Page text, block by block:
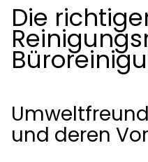
Die
und deren